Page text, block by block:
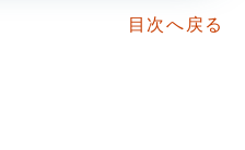
目次へ戻る